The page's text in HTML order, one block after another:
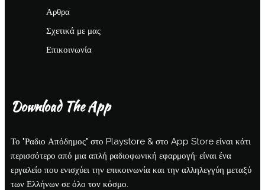
Αρθρα
Σχετικά με μας
Επικοινωνία
Download The App
Το "Ραδιο Απόδημος" στο Playstore & στο App Store είναι κάτι
περισσότερο από μια απλή ραδιοφωνική εφαρμογή· είναι ένα
εργαλείο που ενισχύει την επικοινωνία και την αλληλεγγύη μεταξύ
των Ελλήνων σε όλο τον κόσμο.